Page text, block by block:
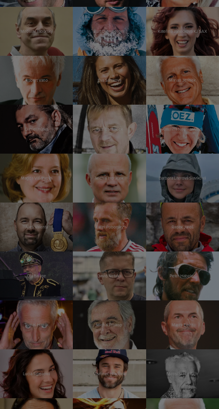
Miroslav Táborský Kurt Diemberger Kateřina Janečková KJ SAX
Robert Vano Eva Samková Marian Jelínek
Daniel Hůlka Petr Čtvrtníček Kateřina Neumannová
Magda Vášáryová Michal Horáček Barbora Literová Slavíková
Aleš Valenta Karel Poborský Radek Jaroš
Ota Balage David Netuka Peter Habeler
Tomáš Hanák Michal Prokop Marek Eben
Lucia Siposová Vavřinec Hradilek Miroslav Huptych